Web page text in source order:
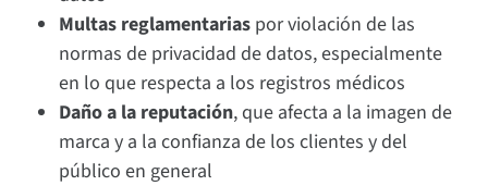
Multas reglamentarias por violación de las
normas de privacidad de datos, especialmente
en lo que respecta a los registros médicos
Daño a la reputación, que afecta a la imagen de
marca y a la confianza de los clientes y del
público en general